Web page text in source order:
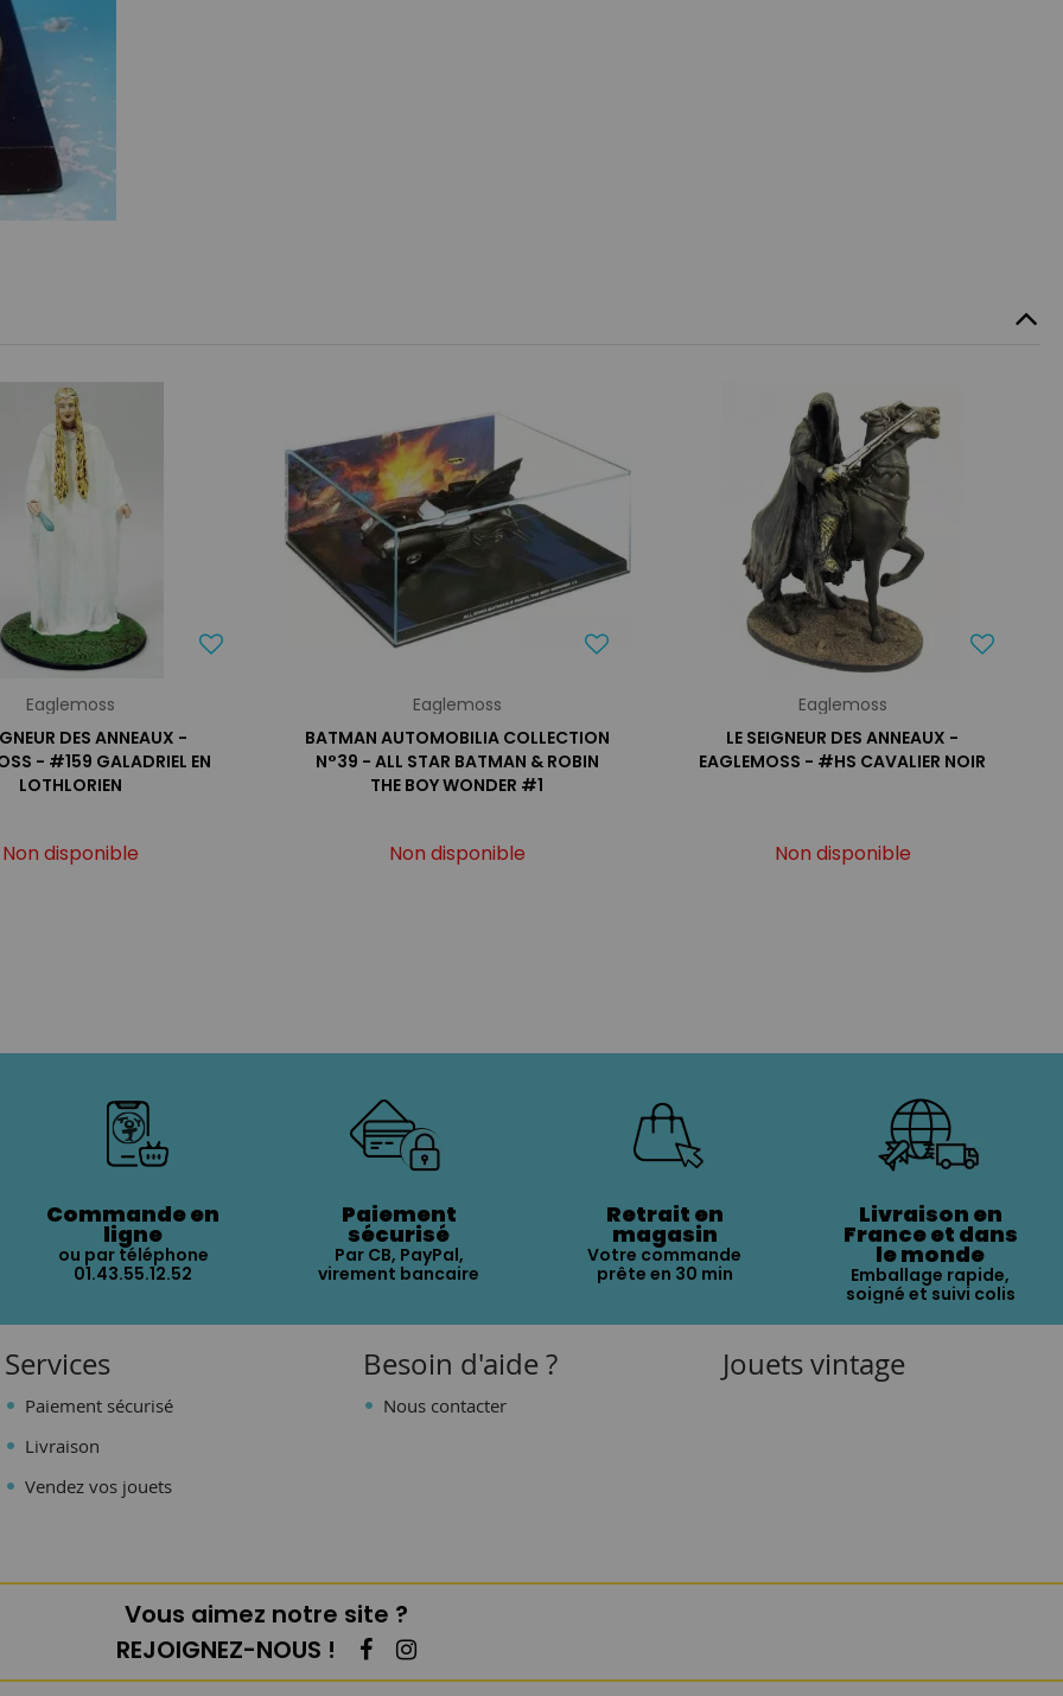
Eaglemoss
DES ANNEAUX -
- #159 GALADRIEL EN
LOTHLORIEN
Non disponible
Eaglemoss
BATMAN AUTOMOBILIA COLLECTION
N°39 - ALL STAR BATMAN & ROBIN
THE BOY WONDER #1
Non disponible
Eaglemoss
LE SEIGNEUR DES ANNEAUX -
EAGLEMOSS - #HS CAVALIER NOIR
Non disponible
Commande en
ligne
ou par téléphone
01.43.55.12.52
Paiement
sécurisé
Par CB, PayPal,
virement bancaire
Retrait en
magasin
Votre commande
prête en 30 min
Livraison en
France et dans
le monde
Emballage rapide,
soigné et suivi colis
Services
Paiement sécurisé
Livraison
Vendez vos jouets
Besoin d'aide ?
Nous contacter
Jouets vintage
Vous aimez notre site ?
REJOIGNEZ-NOUS !